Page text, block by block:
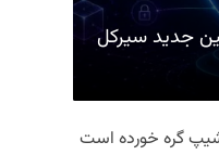
جدید سیرکل
گره خورده است